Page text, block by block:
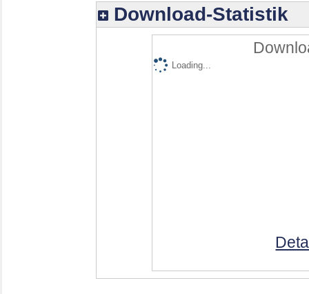
Download-Statistik
Loading...